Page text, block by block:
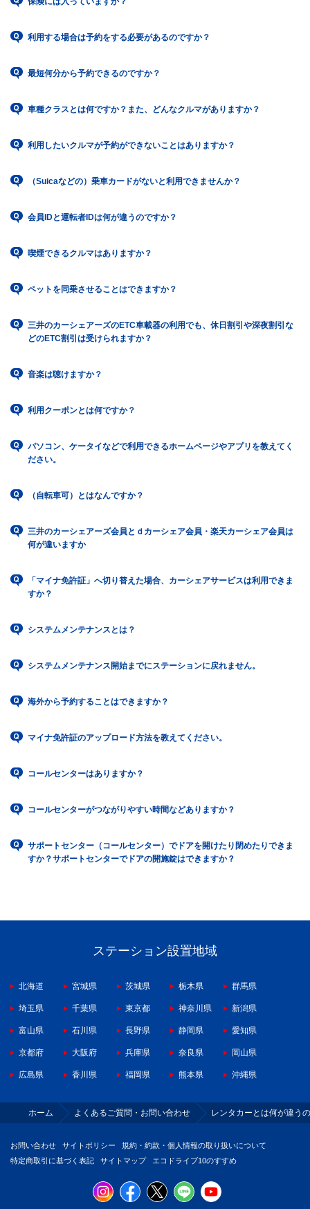
利用する場合は予約をする必要があるのですか？
最短何分から予約できるのですか？
車種クラスとは何ですか？また、どんなクルマがありますか？
利用したいクルマが予約ができないことはありますか？
（Suicaなどの）乗車カードがないと利用できませんか？
会員IDと運転者IDは何が違うのですか？
喫煙できるクルマはありますか？
ペットを同乗させることはできますか？
三井のカーシェアーズのETC車載器の利用でも、休日割引や深夜割引な
どのETC割引は受けられますか？
音楽は聴けますか？
利用クーポンとは何ですか？
パソコン、ケータイなどで利用できるホームページやアプリを教えてく
ださい。
（自転車可）とはなんですか？
三井のカーシェアーズ会員とｄカーシェア会員・楽天カーシェア会員は
何が違いますか
「マイナ免許証」へ切り替えた場合、カーシェアサービスは利用できま
すか？
システムメンテナンスとは？
システムメンテナンス開始までにステーションに戻れません。
海外から予約することはできますか？
マイナ免許証のアップロード方法を教えてください。
コールセンターはありますか？
コールセンターがつながりやすい時間などありますか？
サポートセンター（コールセンター）でドアを開けたり閉めたりできま
すか？サポートセンターでドアの開施錠はできますか？
ステーション設置地域
北海道 宮城県 茨城県 栃木県 群馬県
埼玉県 千葉県 東京都 神奈川県 新潟県
富山県 石川県 長野県 静岡県 愛知県
京都府 大阪府 兵庫県 奈良県 岡山県
広島県 香川県 福岡県 熊本県 沖縄県
ホーム よくあるご質問・お問い合わせ レンタカーとは何が違う
お問い合わせ サイトポリシー
規約・約款・個人情報の取り扱いについて
特定商取引に基づく表記
サイトマップ エコドライブ10のすすめ